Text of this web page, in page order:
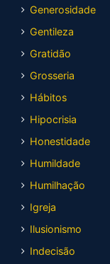
Generosidade
Gentileza
Gratidão
Grosseria
Hábitos
Hipocrisia
Honestidade
Humildade
Humilhação
Igreja
Ilusionismo
Indecisão